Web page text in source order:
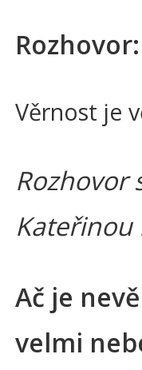
Rozhovor:
Věrnost je
Rozhovor
Kateřinou
Ač je
velmi